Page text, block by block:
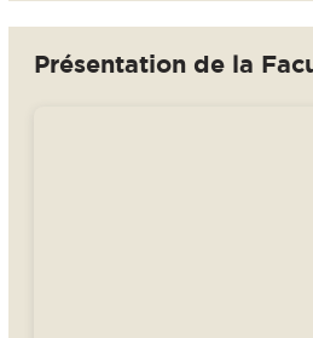
Présentation de la